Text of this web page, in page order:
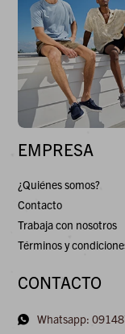
EMPRESA
¿Quiénes somos?
Contacto
Trabaja con nosotros
Términos y
CONTACTO
Whatsapp: